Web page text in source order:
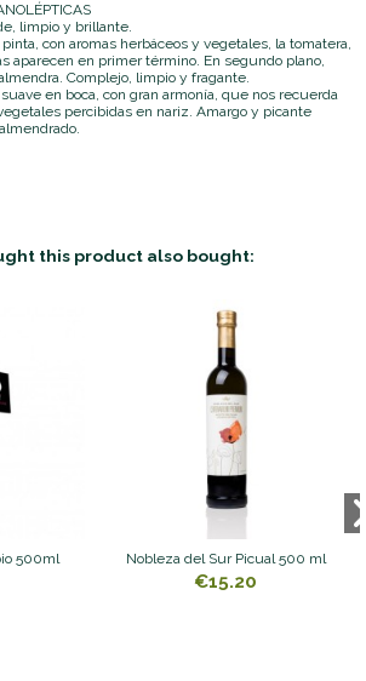
limpio y brillante.
con aromas herbáceos y vegetales, la tomatera,
aparecen en primer término. En segundo plano,
Complejo, limpio y fragante.
en boca, con gran armonía, que nos recuerda
percibidas en nariz. Amargo y picante
this product also bought:
500ml Nobleza del Sur Picual 500 ml
€15.20